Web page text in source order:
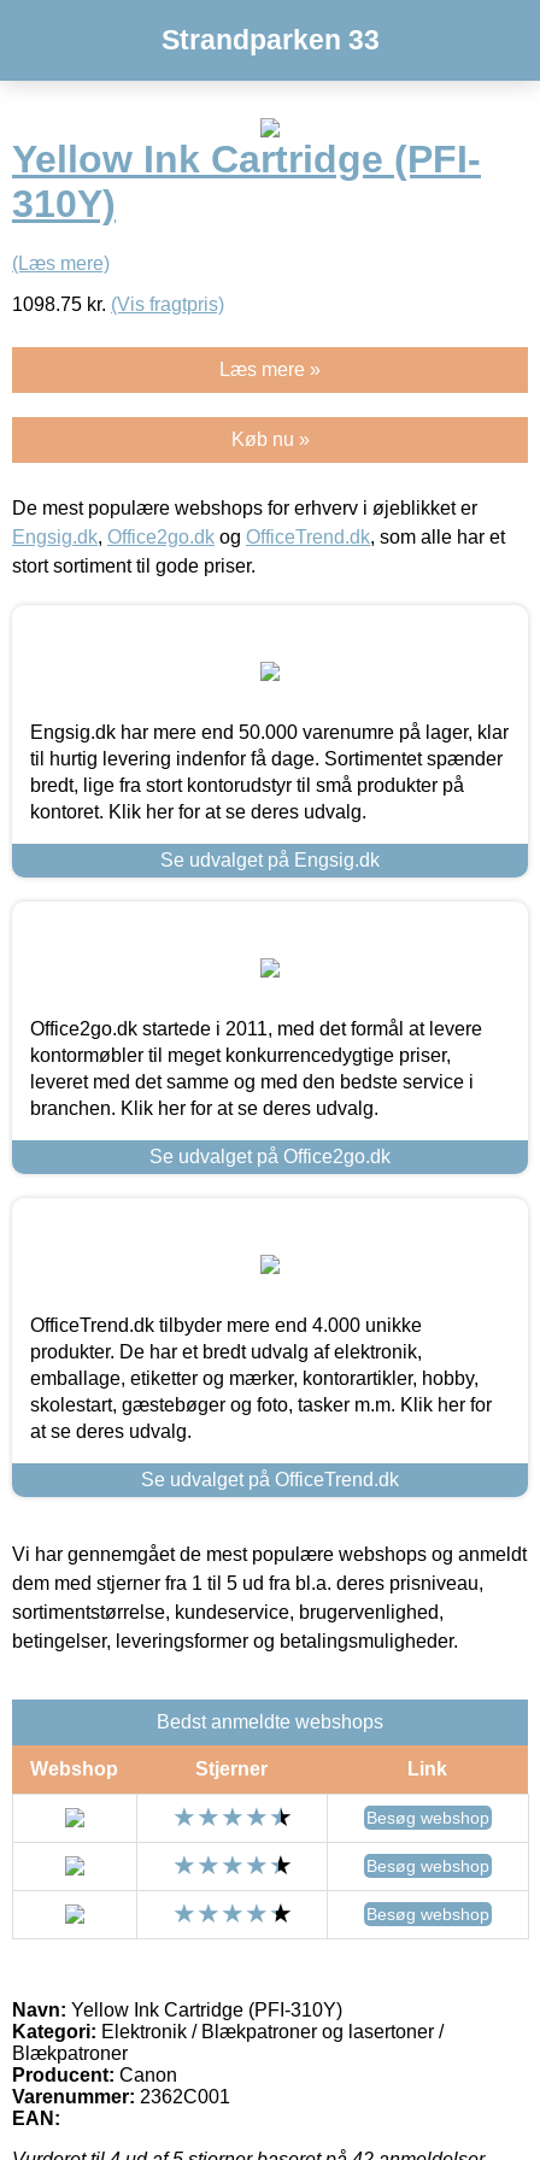
Strandparken 33
Yellow Ink Cartridge (PFI-
310Y)
(Læs mere)
1098.75 kr. (Vis fragtpris)
Læs mere »
Køb nu »
De mest populære webshops for erhverv i øjeblikket er
Engsig.dk, Office2go.dk og OfficeTrend.dk, som alle har et
stort sortiment til gode priser.
Engsig.dk har mere end 50.000 varenumre på lager, klar
til hurtig levering indenfor få dage. Sortimentet spænder
bredt, lige fra stort kontorudstyr til små produkter på
kontoret. Klik her for at se deres udvalg.
Se udvalget på Engsig.dk
Office2go.dk startede i 2011, med det formål at levere
kontormøbler til meget konkurrencedygtige priser,
leveret med det samme og med den bedste service i
branchen. Klik her for at se deres udvalg.
Se udvalget på Office2go.dk
OfficeTrend.dk tilbyder mere end 4.000 unikke
produkter. De har et bredt udvalg af elektronik,
emballage, etiketter og mærker, kontorartikler, hobby,
skolestart, gæstebøger og foto, tasker m.m. Klik her for
at se deres udvalg.
Se udvalget på OfficeTrend.dk
Vi har gennemgået de mest populære webshops og anmeldt
dem med stjerner fra 1 til 5 ud fra bl.a. deres prisniveau,
sortimentstørrelse, kundeservice, brugervenlighed,
betingelser, leveringsformer og betalingsmuligheder.
Bedst anmeldte webshops
Webshop Stjerner Link
Besøg webshop
Besøg webshop
Besøg webshop
Navn: Yellow Ink Cartridge (PFI-310Y)
Kategori: Elektronik / Blækpatroner og lasertoner /
Blækpatroner
Producent: Canon
Varenummer: 2362C001
EAN: